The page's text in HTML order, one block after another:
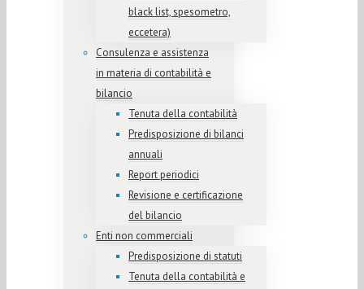
black list, spesometro,
eccetera)
Consulenza e assistenza
in materia di contabilità e
bilancio
Tenuta della contabilità
Predisposizione di bilanci
annuali
Report periodici
Revisione e certificazione
del bilancio
Enti non commerciali
Predisposizione di statuti
Tenuta della contabilità e